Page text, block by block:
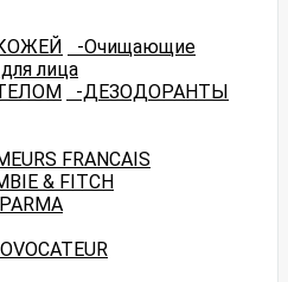
-Очищающие
лица
-ДЕЗОДОРАНТЫ
FRANCAIS
& FITCH